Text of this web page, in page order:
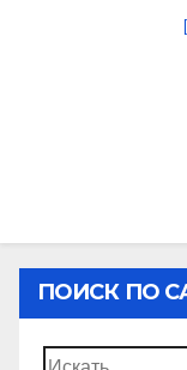
ПОИСК ПО
Найти: